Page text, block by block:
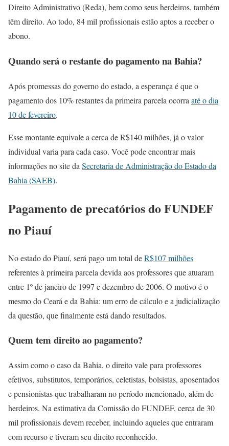
Direito Administrativo (Reda), bem como seus herdeiros, também
têm direito. Ao todo, 84 mil profissionais estão aptos a receber o
abono.
Quando será o restante do pagamento na Bahia?
Após promessas do governo do estado, a esperança é que o
pagamento dos 10% restantes da primeira parcela ocorra até o dia
10 de fevereiro.
Esse montante equivale a cerca de R$140 milhões, já o valor
individual varia para cada caso. Você pode encontrar mais
informações no site da Secretaria de Administração do Estado da
Bahia (SAEB).
Pagamento de precatórios do FUNDEF
no Piauí
No estado do Piauí, será pago um total deR$107 milhões
referentes à primeira parcela devida aos professores que atuaram
entre 1º de janeiro de 1997 e dezembro de 2006. O motivo é o
mesmo do Ceará e da Bahia: um erro de cálculo e a judicialização
da questão, que finalmente está dando resultados.
Quem tem direito ao pagamento?
Assim como o caso da Bahia, o direito vale para professores
efetivos, substitutos, temporários, celetistas, bolsistas, aposentados
e pensionistas que trabalharam no período mencionado, além de
herdeiros. Na estimativa da Comissão do FUNDEF, cerca de 30
mil profissionais devem receber, incluindo aqueles que entraram
com recurso e tiveram seu direito reconhecido.